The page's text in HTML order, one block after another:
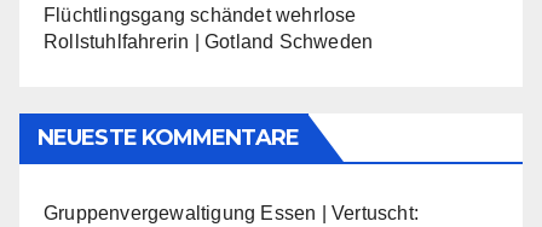
Flüchtlingsgang schändet wehrlose
Rollstuhlfahrerin | Gotland Schweden
NEUESTE KOMMENTARE
Gruppenvergewaltigung Essen | Vertuscht: